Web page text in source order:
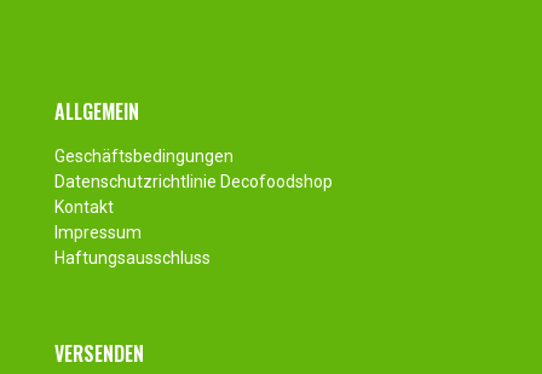
Fusszeile
ALLGEMEIN
Geschäftsbedingungen
Datenschutzrichtlinie Decofoodshop
Kontakt
Impressum
Haftungsausschluss
VERSENDEN